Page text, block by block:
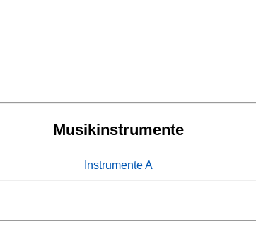
Musikinstrumente
Instrumente A